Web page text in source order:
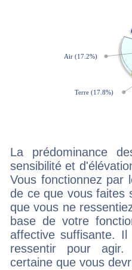
La prédominance
sensibilité et
Vous fonctionnez
de ce que vous faites
que vous ne
base de votre
affective suffisante.
ressentir pour agir.
certaine que vous